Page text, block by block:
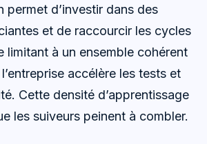
permet d’investir dans des
et de raccourcir les cycles
limitant à un ensemble cohérent
accélère les tests et
Cette densité d’apprentissage
les suiveurs peinent à combler.